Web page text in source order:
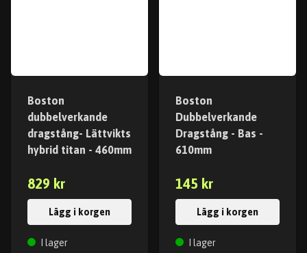
Boston
dubbelverkande
dragstång- Lättvikts
hybrid titan - 460mm
829 kr
Lägg i korgen
I lager
Boston
Dubbelverkande
Dragstång - Bas -
610mm
145 kr
Lägg i korgen
I lager